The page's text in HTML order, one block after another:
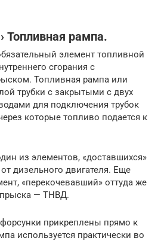
Топливная рампа.
элемент топливной
сгорания с
Топливная рампа или
трубки с закрытыми с двух
для подключения трубок
которые топливо подается к
из элементов, «доставшихся»
дизельного двигателя. Еще
«перекочевавший» оттуда же
— ТНВД.
прикреплены прямо к
используется практически во